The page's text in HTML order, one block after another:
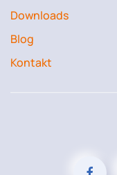
Downloads
Blog
Kontakt